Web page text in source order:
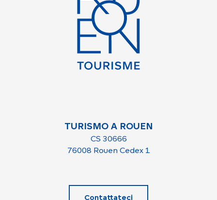
TURISMO A ROUEN
CS 30666
76008 Rouen Cedex 1
Contattateci